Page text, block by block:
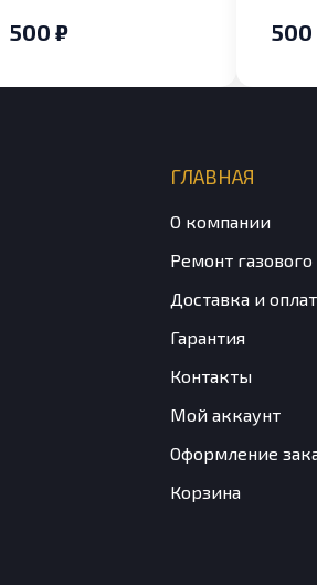
500 ₽
500
ГЛАВНАЯ
О компании
Ремонт
Доставка и
Гарантия
Контакты
Мой аккаунт
Оформление
Корзина